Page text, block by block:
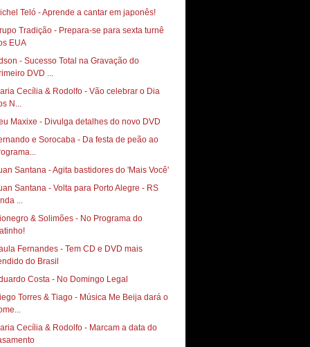
Teló - Aprende a cantar em japonês!
Tradição - Prepara-se para sexta turnê
EUA
- Sucesso Total na Gravação do
DVD ...
Cecília & Rodolfo - Vão celebrar o Dia
N...
Maxixe - Divulga detalhes do novo DVD
e Sorocaba - Da festa de peão ao
Santana - Agita bastidores do 'Mais Você'
Santana - Volta para Porto Alegre - RS
...
& Solimões - No Programa do
Ratinho!‏
Fernandes - Tem CD e DVD mais
do Brasil
Costa - No Domingo Legal
Torres & Tiago - Música Me Beija dará o
Cecília & Rodolfo - Marcam a data do